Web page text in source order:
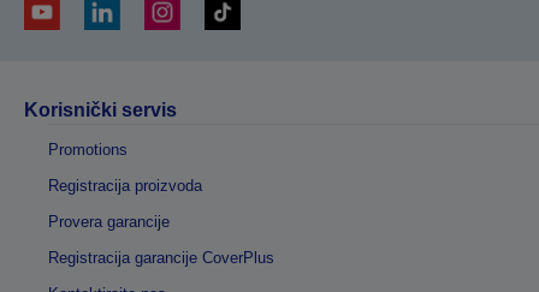
Korisnički servis
Promotions
Registracija proizvoda
Provera garancije
Registracija garancije CoverPlus